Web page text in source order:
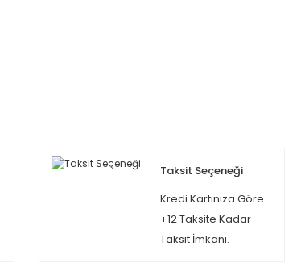
Taksit Seçeneği
Kredi Kartınıza Göre
+12 Taksite Kadar
Taksit İmkanı.